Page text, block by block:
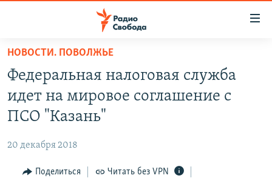
упрощенного
доступа
основному
Вернутся
ПОДКАСТЫ
АВТОРСКИЕ ПРОЕКТЫ
МНЕНИЯ
КУЛЬТУРА
НОВОСТИ. ПОВОЛЖЬЕ
Федеральная налоговая служба
идет на мировое соглашение с
ПСО "Казань"
20 декабря 2018
Поделиться Читать без VPN